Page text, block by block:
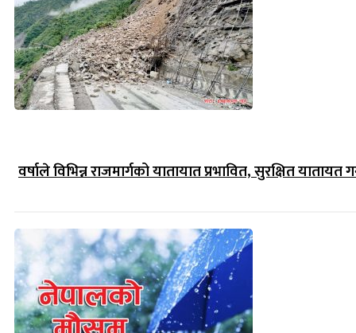
वर्षाले विभिन्न राजमार्गको यातायात प्रभावित, सुरक्षित यातायत